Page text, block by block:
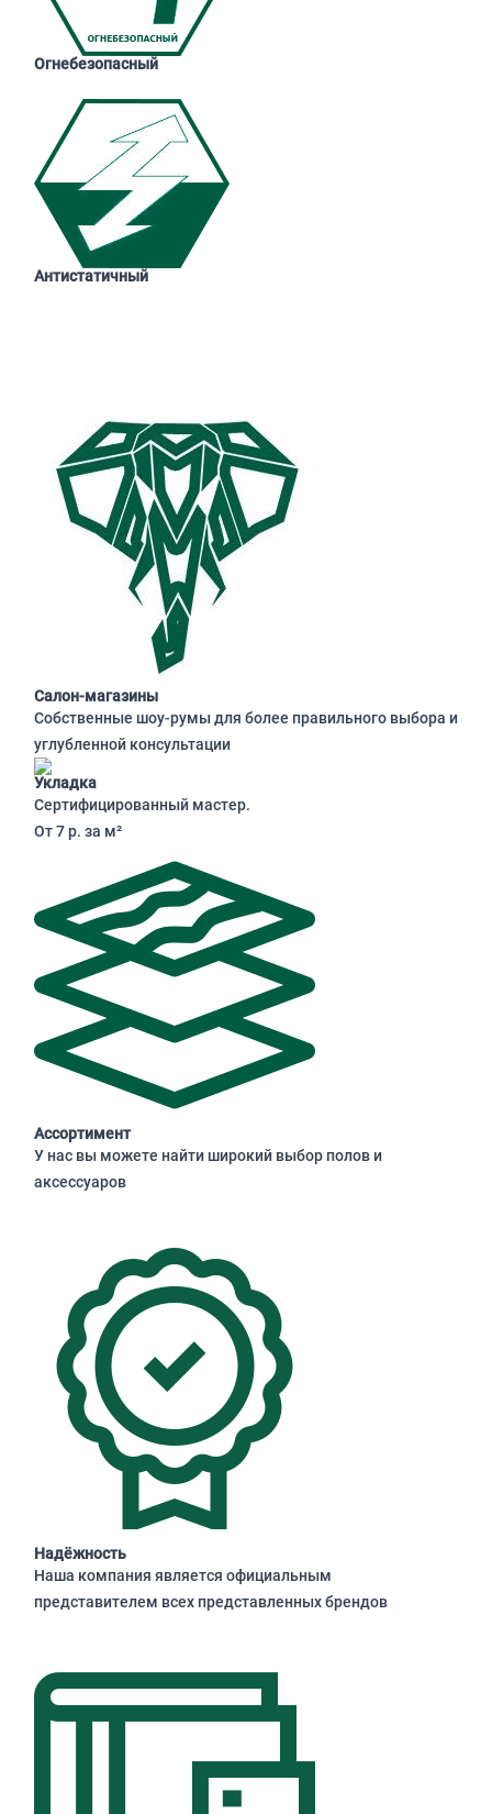
Огнебезопасный
Антистатичный
Салон-магазины
Собственные шоу-румы для более правильного выбора и
углубленной консультации
Укладка
Сертифицированный мастер.
От 7 р. за м²
Ассортимент
У нас вы можете найти широкий выбор полов и
аксессуаров
Надёжность
Наша компания является официальным
представителем всех представленных брендов